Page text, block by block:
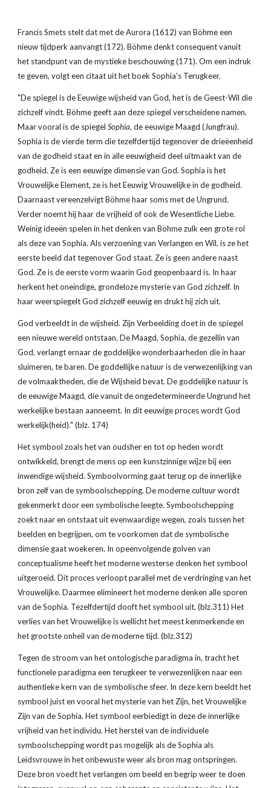
Francis Smets stelt dat met de Aurora (1612) van Böhme een
nieuw tijdperk aanvangt (172). Böhme denkt consequent vanuit
het standpunt van de mystieke beschouwing (171). Om een indruk
te geven, volgt een citaat uit het boek Sophia's Terugkeer.
"De spiegel is de Eeuwige wijsheid van God, het is de Geest-Wil die
zichzelf vindt. Böhme geeft aan deze spiegel verscheidene namen.
Maar vooral is de spiegel Sophia, de eeuwige Maagd (Jungfrau).
Sophia is de vierde term die tezelfdertijd tegenover de drieëenheid
van de godheid staat en in alle eeuwigheid deel uitmaakt van de
godheid. Ze is een eeuwige dimensie van God. Sophia is het
Vrouwelijke Element, ze is het Eeuwig Vrouwelijke in de godheid.
Daarnaast vereenzelvigt Böhme haar soms met de Ungrund.
Verder noemt hij haar de vrijheid of ook de Wesentliche Liebe.
Weinig ideeën spelen in het denken van Böhme zulk een grote rol
als deze van Sophia. Als verzoening van Verlangen en Wil, is ze het
eerste beeld dat tegenover God staat. Ze is geen andere naast
God. Ze is de eerste vorm waarin God geopenbaard is. In haar
herkent het oneindige, grondeloze mysterie van God zichzelf. In
haar weerspiegelt God zichzelf eeuwig en drukt hij zich uit.
God verbeeldt in de wijsheid. Zijn Verbeelding doet in de spiegel
een nieuwe wereld ontstaan. De Maagd, Sophia, de gezellin van
God, verlangt ernaar de goddelijke wonderbaarheden die in haar
sluimeren, te baren. De goddellijke natuur is de verwezenlijking van
de volmaaktheden, die de Wijsheid bevat. De goddelijke natuur is
de eeuwige Maagd, die vanuit de ongedetermineerde Ungrund het
werkelijke bestaan aanneemt. In dit eeuwige proces wordt God
werkelijk(heid)." (blz. 174)
Het symbool zoals het van oudsher en tot op heden wordt
ontwikkeld, brengt de mens op een kunstzinnige wijze bij een
inwendige wijsheid. Symboolvorming gaat terug op de innerlijke
bron zelf van de symboolschepping. De moderne cultuur wordt
gekenmerkt door een symbolische leegte. Symboolschepping
zoekt naar en ontstaat uit evenwaardige wegen, zoals tussen het
beelden en begrijpen, om te voorkomen dat de symbolische
dimensie gaat woekeren. In opeenvolgende golven van
conceptualisme heeft het moderne westerse denken het symbool
uitgeroeid. Dit proces verloopt parallel met de verdringing van het
Vrouwelijke. Daarmee elimineert het moderne denken alle sporen
van de Sophia. Tezelfdertijd dooft het symbool uit. (blz.311) Het
verlies van het Vrouwelijke is wellicht het meest kenmerkende en
het grootste onheil van de moderne tijd. (blz.312)
Tegen de stroom van het ontologische paradigma in, tracht het
functionele paradigma een terugkeer te verwezenlijken naar een
authentieke kern van de symbolische sfeer. In deze kern beeldt het
symbool juist en vooral het mysterie van het Zijn, het Vrouwelijke
Zijn van de Sophia. Het symbool eerbiedigt in deze de innerlijke
vrijheid van het individu. Het herstel van de individuele
symboolschepping wordt pas mogelijk als de Sophia als
Leidsvrouwe in het onbewuste weer als bron mag ontspringen.
Deze bron voedt het verlangen om beeld en begrip weer te doen